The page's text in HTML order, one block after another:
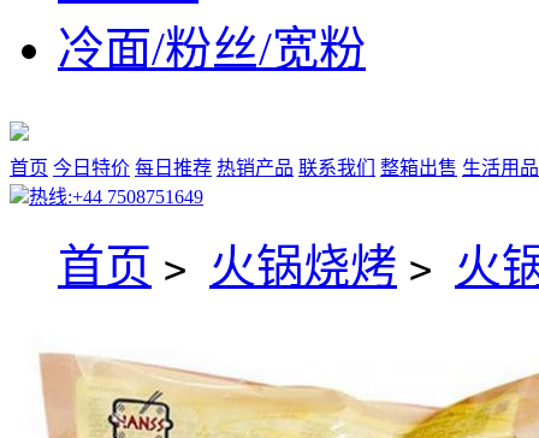
冷面/粉丝/宽粉
首页 今日特价 每日推荐 热销产品 联系我们 整箱出售 生活用品
热线:+44 7508751649
首页 > 火锅烧烤 > 火